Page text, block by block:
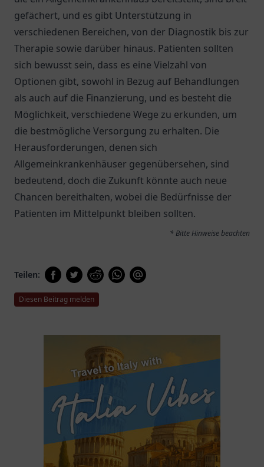
gefächert, und es gibt Unterstützung in
verschiedenen Bereichen, von der Diagnostik bis zur
Therapie sowie darüber hinaus. Patienten sollten
sich bewusst sein, dass es eine Vielzahl von
Optionen gibt, sowohl in Bezug auf Behandlungen
als auch auf die Finanzierung, und es besteht die
Möglichkeit, verschiedene Wege zu erkunden, um
die bestmögliche Versorgung zu erhalten. Die
Herausforderungen, denen sich
Allgemeinkrankenhäuser gegenübersehen, sind
bedeutend, doch die Zukunft könnte auch neue
Chancen bereithalten, wobei die Bedürfnisse der
Patienten im Mittelpunkt bleiben sollten.
* Bitte Hinweise beachten
Teilen:
Diesen Beitrag melden